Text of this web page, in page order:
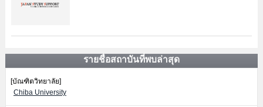
รายชื่อสถาบันที่พบล่าสุด
[บัณฑิตวิทยาลัย]
Chiba University